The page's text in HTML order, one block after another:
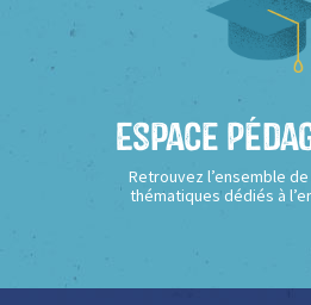
Espace
Retrouvez l’ensemble
thématiques dédiés à